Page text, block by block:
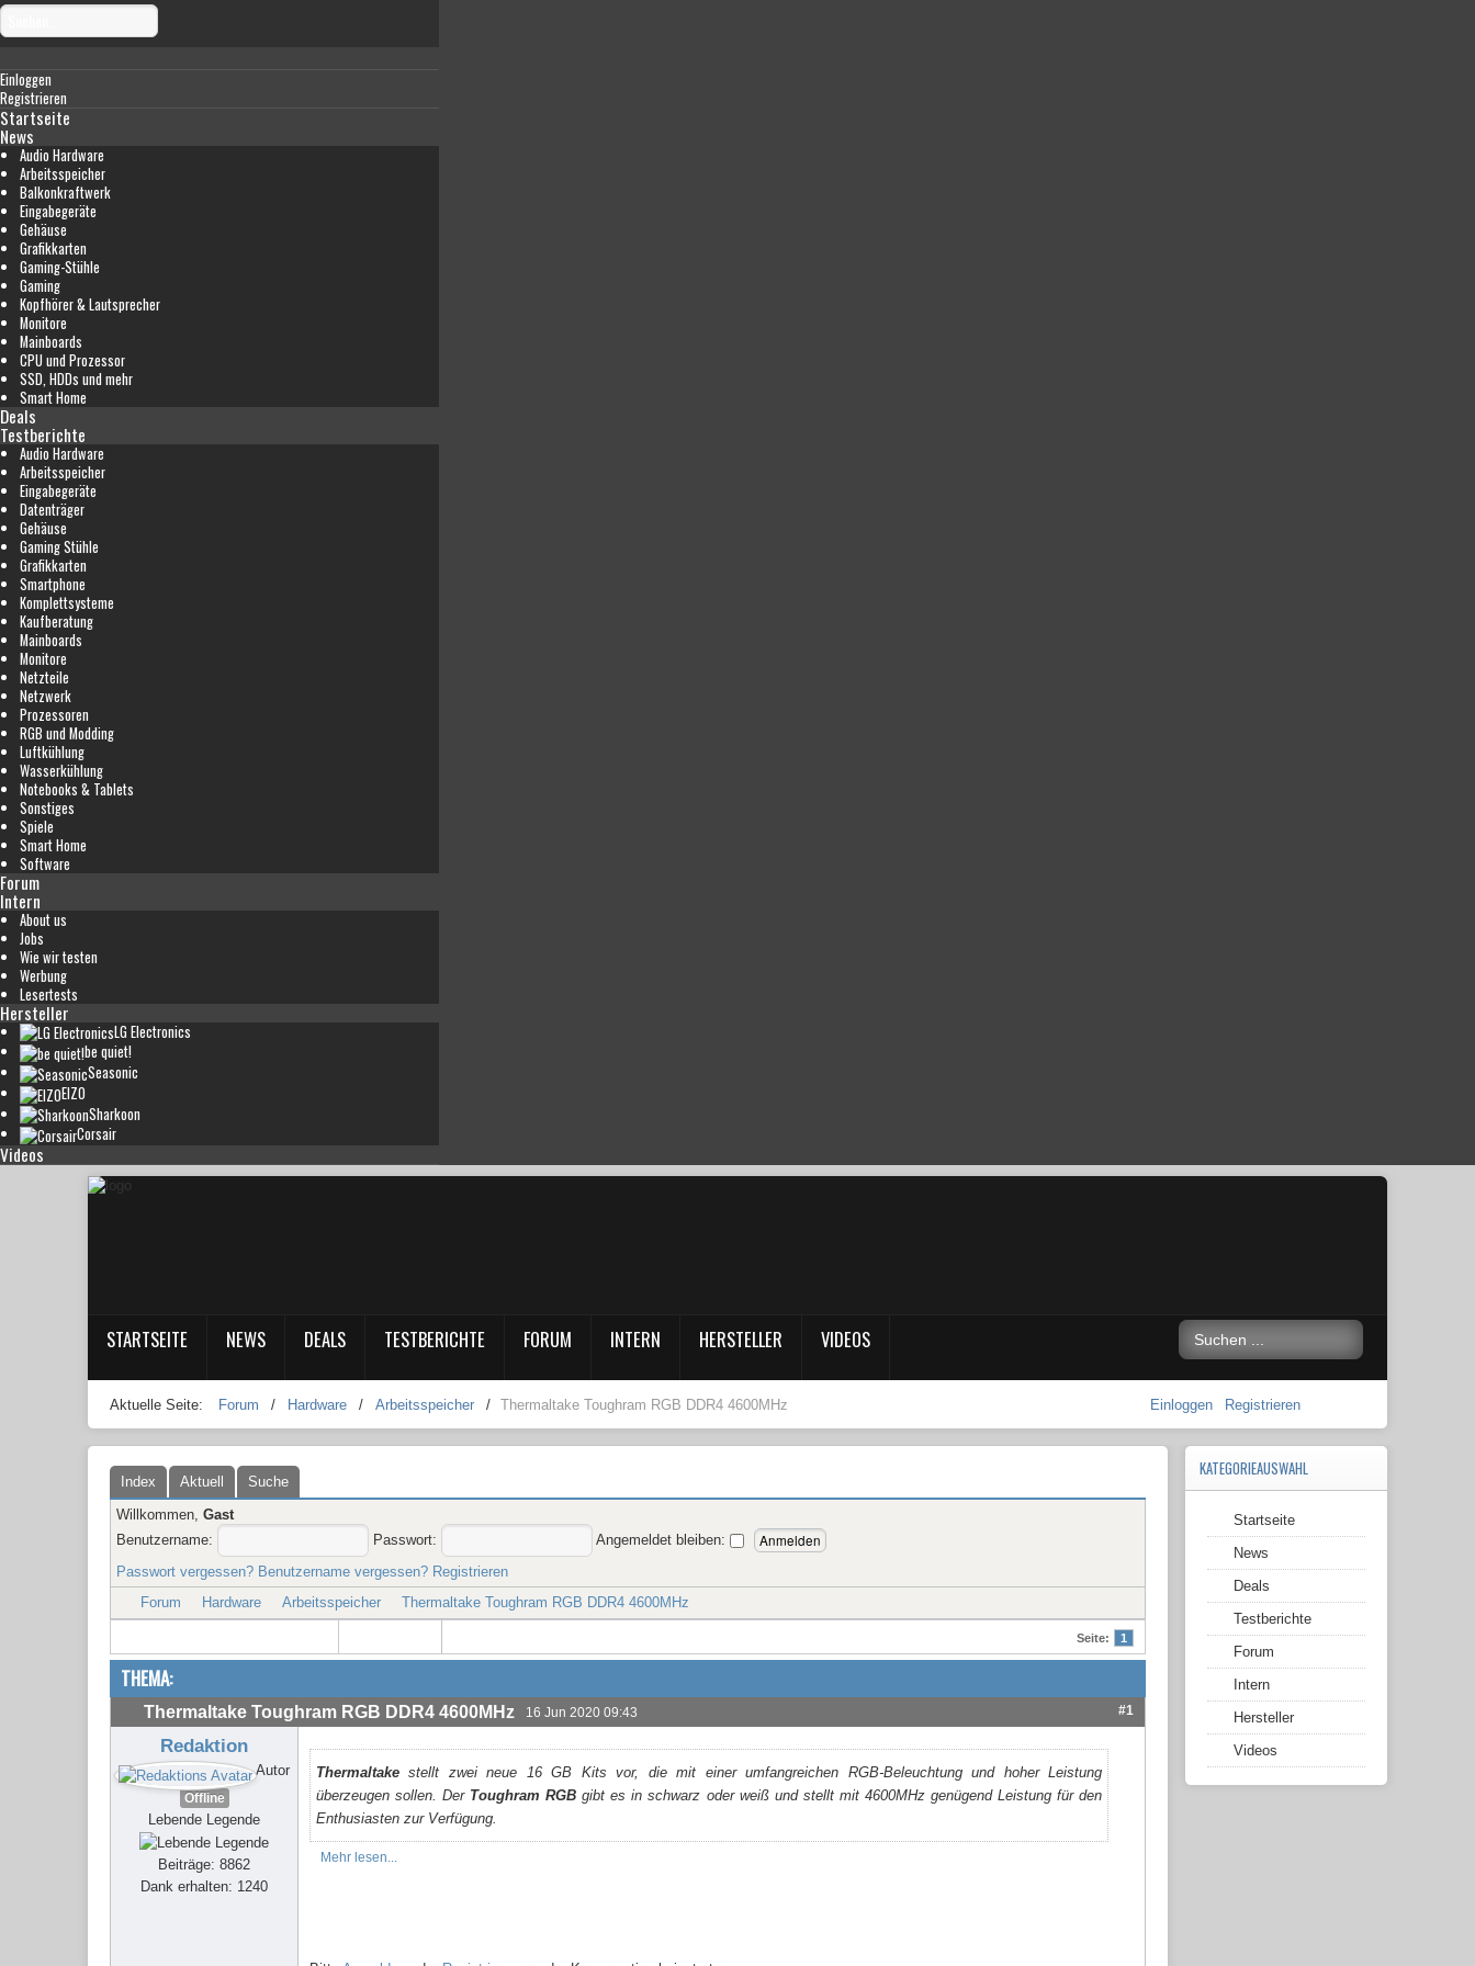
Einloggen
Registrieren
Startseite
News
Audio Hardware
Arbeitsspeicher
Balkonkraftwerk
Eingabegeräte
Gehäuse
Grafikkarten
Gaming-Stühle
Gaming
Kopfhörer & Lautsprecher
Monitore
Mainboards
CPU und Prozessor
SSD, HDDs und mehr
Smart Home
Deals
Testberichte
Audio Hardware
Arbeitsspeicher
Eingabegeräte
Datenträger
Gehäuse
Gaming Stühle
Grafikkarten
Smartphone
Komplettsysteme
Kaufberatung
Mainboards
Monitore
Netzteile
Netzwerk
Prozessoren
RGB und Modding
Luftkühlung
Wasserkühlung
Notebooks & Tablets
Sonstiges
Spiele
Smart Home
Software
Forum
Intern
About us
Jobs
Wie wir testen
Werbung
Lesertests
Hersteller
LG Electronics
be quiet!
Seasonic
EIZO
Sharkoon
Corsair
Videos
STARTSEITE NEWS DEALS TESTBERICHTE FORUM INTERN HERSTELLER VIDEOS
Aktuelle Seite: Forum / Hardware / Arbeitsspeicher / Thermaltake Toughram RGB DDR4 4600MHz Einloggen Registrieren
Index Aktuell
Suche
Willkommen, Gast
Benutzername:
Passwort:
Angemeldet bleiben:
Passwort vergessen? Benutzername vergessen? Registrieren
Forum
Hardware Arbeitsspeicher Thermaltake Toughram RGB DDR4 4600MHz
Seite: 1
THEMA:
Thermaltake Toughram RGB DDR4 4600MHz 16 Jun 2020 09:43 #1
Redaktion
Autor
Offline
Lebende Legende
Beiträge: 8862
Dank erhalten: 1240
Thermaltake stellt zwei neue 16 GB Kits vor, die mit einer umfangreichen RGB-Beleuchtung und hoher Leistung
überzeugen sollen. Der Toughram RGB gibt es in schwarz oder weiß und stellt mit 4600MHz genügend Leistung für den
Enthusiasten zur Verfügung.
Mehr lesen...
KATEGORIEAUSWAHL
Startseite
News
Deals
Testberichte
Forum
Intern
Hersteller
Videos